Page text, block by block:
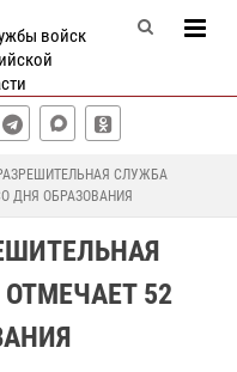
войск
СЛУЖБА
ДНЯ ОБРАЗОВАНИЯ
52